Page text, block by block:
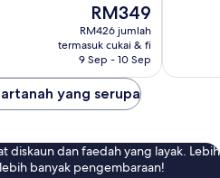
Harga
ialah
RM349
RM349
RM426 jumlah
termasuk cukai & fi
9 Sep - 10 Sep
yang serupa
diskaun dan faedah yang layak. Lebih
banyak pengembaraan!